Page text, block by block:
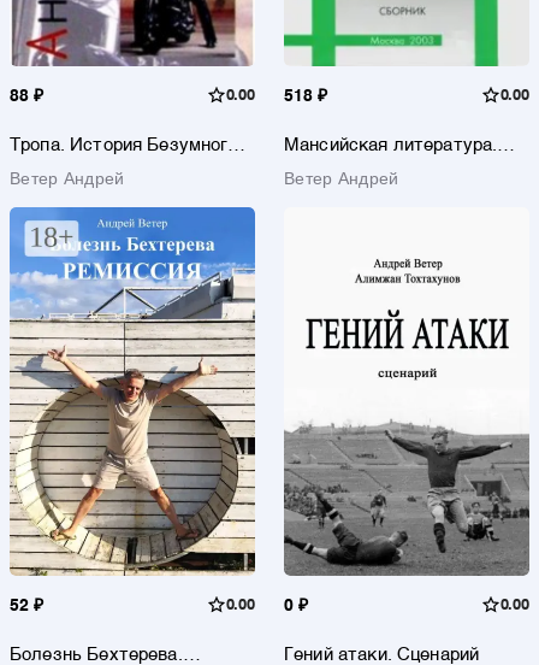
88 ₽ 0.00
Тропа. История Безумного
Ветер Андрей
518 ₽ 0.00
Мансийская литература.
Ветер Андрей
52 ₽ 0.00
Болезнь Бехтерева.
0 ₽ 0.00
Гений атаки. Сценарий